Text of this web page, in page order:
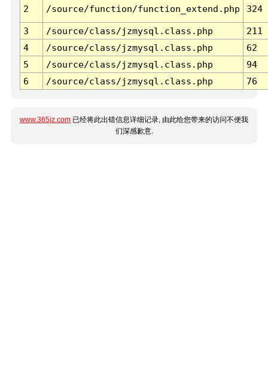
2 /source/function/function_extend.php 324
3 /source/class/jzmysql.class.php
211
4
/source/class/jzmysql.class.php
62
5
/source/class/jzmysql.class.php
94
6
/source/class/jzmysql.class.php 76
www.365jz.com 已经将此出错信息详细记录, 由此给您带来的访问不便我
们深感歉意.